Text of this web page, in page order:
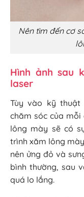
Nên tìm đến cơ
Hình ảnh sau
laser
Tùy vào kỹ thuật
chăm sóc của mỗi
lông mày sẽ có
trình xăm lông
nên ửng đỏ và
bình thường, sau
quá lo lắng.